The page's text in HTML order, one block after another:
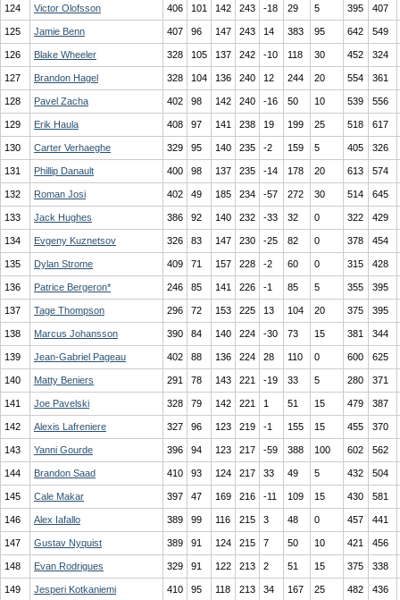
124 Victor Olofsson 406 101 142 243 -18 29 5 395 407
125 Jamie Benn 407 96 147 243 14 383 95 642 549
126 Blake Wheeler 328 105 137 242 -10 118 30 452 324
127 Brandon Hagel 328 104 136 240 12 244 20 554 361
128 Pavel Zacha 402 98 142 240 -16 50 10 539 556
129 Erik Haula 408 97 141 238 19 199 25 518 617
130 Carter Verhaeghe 329 95 140 235 -2 159 5 405 326
131 Phillip Danault 400 98 137 235 -14 178 20 613 574
132 Roman Josi 402 49 185 234 -57 272 30 514 645
133 Jack Hughes 386 92 140 232 -33 32 0 322 429
134 Evgeny Kuznetsov 326 83 147 230 -25 82 0 378 454
135 Dylan Strome 409 71 157 228 -2 60 0 315 428
136 Patrice Bergeron* 246 85 141 226 -1 85 5 355 395
137 Tage Thompson 296 72 153 225 13 104 20 375 395
138 Marcus Johansson 390 84 140 224 -30 73 15 381 344
139 Jean-Gabriel Pageau 402 88 136 224 28 110 0 600 625
140 Matty Beniers 291 78 143 221 -19 33 5 280 371
141 Joe Pavelski 328 79 142 221 1 51 15 479 387
142 Alexis Lafreniere 327 96 123 219 -1 155 15 455 370
143 Yanni Gourde 396 94 123 217 -59 388 100 602 562
144 Brandon Saad 410 93 124 217 33 49 5 432 504
145 Cale Makar 397 47 169 216 -11 109 15 430 581
146 Alex Iafallo 389 99 116 215 3 48 0 457 441
147 Gustav Nyquist 389 91 124 215 7 50 10 421 456
148 Evan Rodrigues 329 91 122 213 2 51 15 375 338
149 Jesperi Kotkaniemi 410 95 118 213 34 167 25 482 436